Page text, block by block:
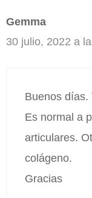
Gemma
30 julio, 2022 a
Buenos días.
Es normal a
articulares.
colágeno.
Gracias